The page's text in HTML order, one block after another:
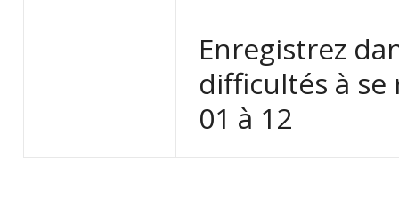
Enregistrez
difficultés à se
01 à 12